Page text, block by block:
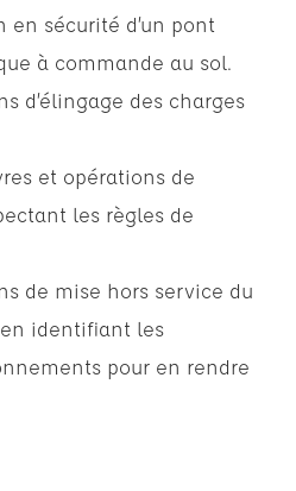
en sécurité d’un pont
à commande au sol.
d’élingage des charges
et opérations de
les règles de
de mise hors service du
identifiant les
pour en rendre